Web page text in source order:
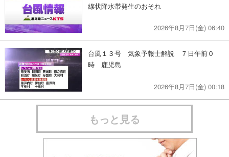
線状降水帯発生のおそれ
2026年8月7日(金) 06:40
台風１３号 気象予報士解説 ７日午前０
時 鹿児島
2026年8月7日(金) 00:18
もっと見る